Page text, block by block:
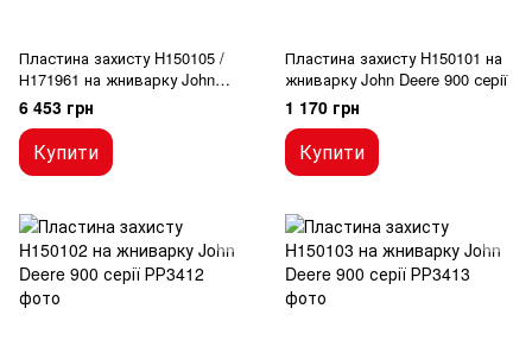
Пластина захисту H150105 /
Н171961 на жниварку John
Deere 900 серії
6 453 грн
Купити
Пластина захисту H150101 на
жниварку John Deere 900 серії
1 170 грн
Купити